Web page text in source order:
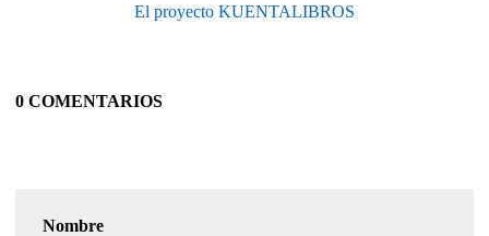
El proyecto KUENTALIBROS
0 COMENTARIOS
Nombre